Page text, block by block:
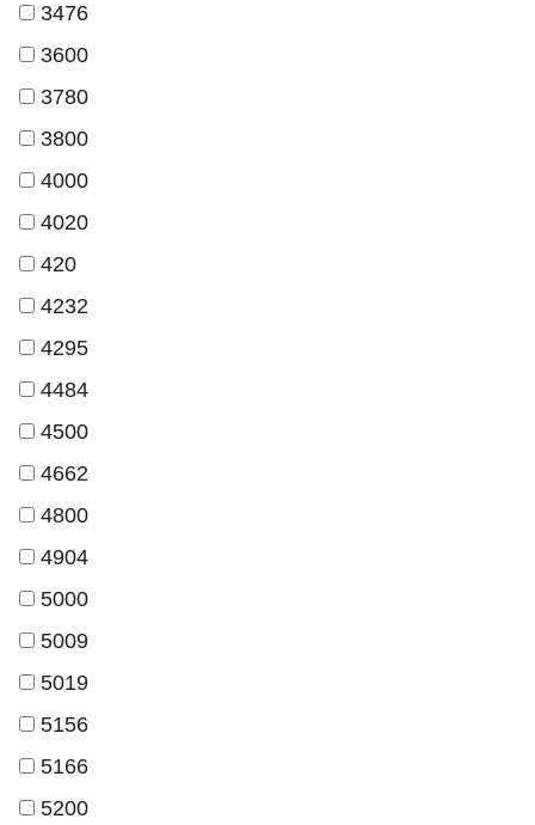
3476
3600
3780
3800
4000
4020
420
4232
4295
4484
4500
4662
4800
4904
5000
5009
5019
5156
5166
5200